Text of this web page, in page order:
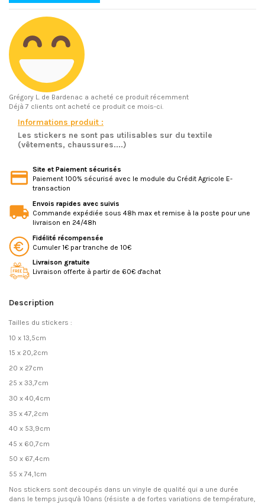
Grégory L. de Bardenac a acheté ce produit récemment
Déjà 7 clients ont acheté ce produit ce mois-ci.
Informations produit :
Les stickers ne sont pas utilisables sur du textile
(vêtements, chaussures....)
Site et Paiement sécurisés
Paiement 100% sécurisé avec le module du Crédit Agricole E-
transaction
Envois rapides avec suivis
Commande expédiée sous 48h max et remise à la poste pour une
livraison en 24/48h
Fidélité récompensée
Cumuler 1€ par tranche de 10€
Livraison gratuite
Livraison offerte à partir de 60€ d'achat
Description
Tailles du stickers :
10 x 13,5cm
15 x 20,2cm
20 x 27cm
25 x 33,7cm
30 x 40,4cm
35 x 47,2cm
40 x 53,9cm
45 x 60,7cm
50 x 67,4cm
55 x 74,1cm
Nos stickers sont decoupés dans un vinyle de qualité qui a une durée
dans le temps jusqu'à 10ans (résiste a de fortes variations de température,